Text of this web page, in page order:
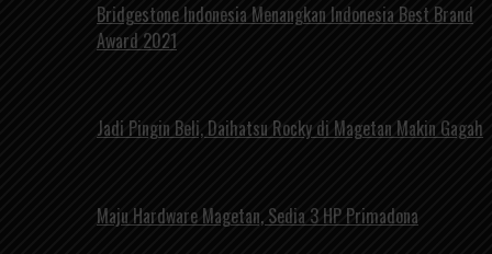
Bridgestone Indonesia Menangkan Indonesia Best Brand
Award 2021
Jadi Pingin Beli, Daihatsu Rocky di Magetan Makin Gagah
Maju Hardware Magetan, Sedia 3 HP Primadona